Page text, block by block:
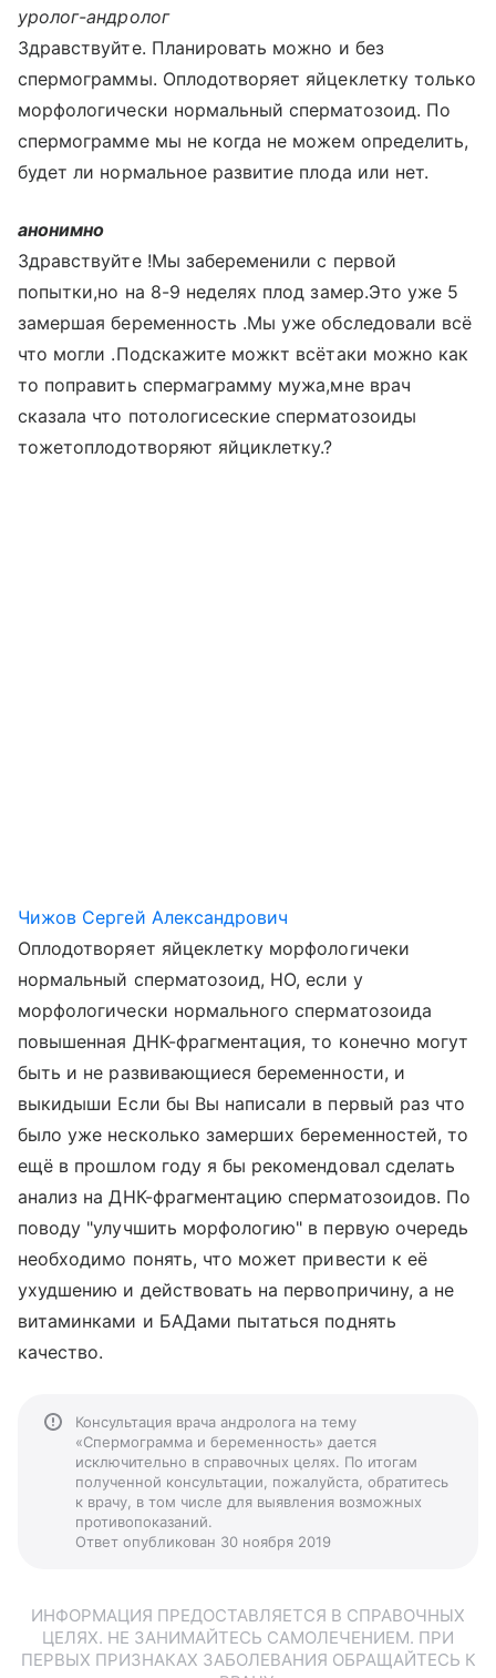
уролог-андролог
Здравствуйте. Планировать можно и без
спермограммы. Оплодотворяет яйцеклетку только
морфологически нормальный сперматозоид. По
спермограмме мы не когда не можем определить,
будет ли нормальное развитие плода или нет.
анонимно
Здравствуйте !Мы забеременили с первой
попытки,но на 8-9 неделях плод замер.Это уже 5
замершая беременность .Мы уже обследовали всё
что могли .Подскажите можкт всётаки можно как
то поправить спермаграмму мужа,мне врач
сказала что потологисеские сперматозоиды
тожетоплодотворяют яйциклетку.?
Чижов Сергей Александрович
Оплодотворяет яйцеклетку морфологичеки
нормальный сперматозоид, НО, если у
морфологически нормального сперматозоида
повышенная ДНК-фрагментация, то конечно могут
быть и не развивающиеся беременности, и
выкидыши Если бы Вы написали в первый раз что
было уже несколько замерших беременностей, то
ещё в прошлом году я бы рекомендовал сделать
анализ на ДНК-фрагментацию сперматозоидов. По
поводу "улучшить морфологию" в первую очередь
необходимо понять, что может привести к её
ухудшению и действовать на первопричину, а не
витаминками и БАДами пытаться поднять
качество.
Консультация врача андролога на тему
«Спермограмма и беременность» дается
исключительно в справочных целях. По итогам
полученной консультации, пожалуйста, обратитесь
к врачу, в том числе для выявления возможных
противопоказаний.
Ответ опубликован 30 ноября 2019
ИНФОРМАЦИЯ ПРЕДОСТАВЛЯЕТСЯ В СПРАВОЧНЫХ
ЦЕЛЯХ. НЕ ЗАНИМАЙТЕСЬ САМОЛЕЧЕНИЕМ. ПРИ
ПЕРВЫХ ПРИЗНАКАХ ЗАБОЛЕВАНИЯ ОБРАЩАЙТЕСЬ К